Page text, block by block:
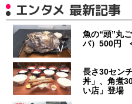
エンタメ 最新記事
魚の“頭”丸
バ）500円
長さ30セン
丼」、角煮
い店」登場